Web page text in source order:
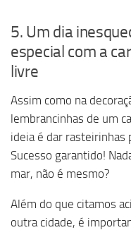
5. Um dia
especial com a
livre
Assim como na
lembrancinhas de um
ideia é dar rasteirinhas
Sucesso garantido!
mar, não é mesmo?
Além do que citamos
outra cidade, é